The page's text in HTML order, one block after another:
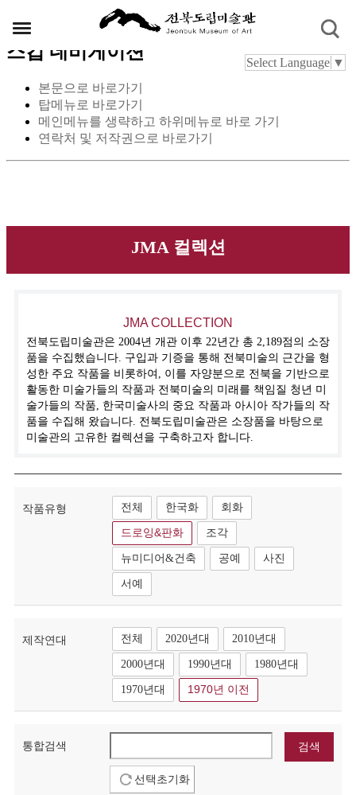
스킵 네비게이션
본문으로 바로가기
탑메뉴로 바로가기
메인메뉴를 생략하고 하위메뉴로 바로 가기
연락처 및 저작권으로 바로가기
Select Language ▼
JMA 컬렉션
JMA COLLECTION
전북도립미술관은 2004년 개관 이후 22년간 총 2,189점의 소장
품을 수집했습니다. 구입과 기증을 통해 전북미술의 근간을 형
성한 주요 작품을 비롯하여, 이를 자양분으로 전북을 기반으로
활동한 미술가들의 작품과 전북미술의 미래를 책임질 청년 미
술가들의 작품, 한국미술사의 중요 작품과 아시아 작가들의 작
품을 수집해 왔습니다. 전북도립미술관은 소장품을 바탕으로
미술관의 고유한 컬렉션을 구축하고자 합니다.
작품유형 전체 한국화 회화
드로잉&판화 조각
뉴미디어&건축 공예 사진
서예
제작연대 전체 2020년대 2010년대
2000년대 1990년대 1980년대
1970년대 1970년 이전
통합검색
선택초기화